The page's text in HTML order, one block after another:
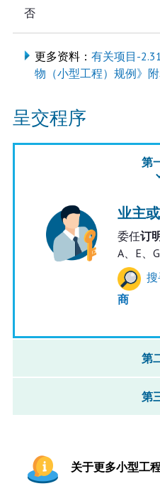
否
更多资料： 有关项目-
物（小型工程）规例》
呈交程序
第
业主
委任订
A、E、
商
第
第
关于更多小型工